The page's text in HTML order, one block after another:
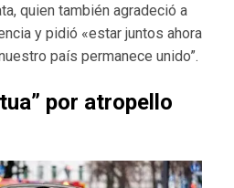
quien también agradeció a
y pidió «estar juntos ahora
país permanece unido”.
por atropello